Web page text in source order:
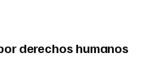
derechos humanos